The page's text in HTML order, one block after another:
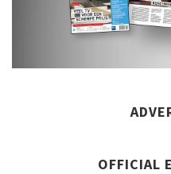
OFFICIAL